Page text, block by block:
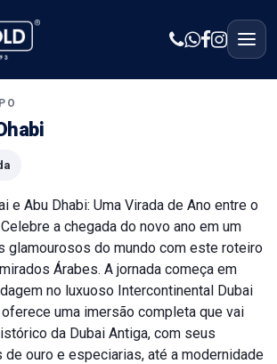
e Abu Dhabi: Uma Virada de Ano entre o
a chegada do novo ano em um
glamourosos do mundo com este roteiro
Árabes. A jornada começa em
no luxuoso Intercontinental Dubai
uma imersão completa que vai
da Dubai Antiga, com seus
ouro e especiarias, até a modernidade